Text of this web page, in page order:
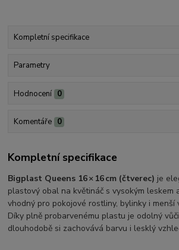
Kompletní specifikace
Parametry
Hodnocení 0
Komentáře 0
Kompletní specifikace
Bigplast Queens 16 × 16 cm (čtverec) je
plastový obal na květináč s vysokým leskem
vhodný pro pokojové rostliny, bylinky i menší
Díky plně probarvenému plastu je odolný
dlouhodobě si zachovává barvu i lesklý